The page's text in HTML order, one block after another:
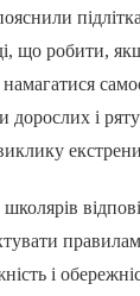
що робити,
дорослих і
і